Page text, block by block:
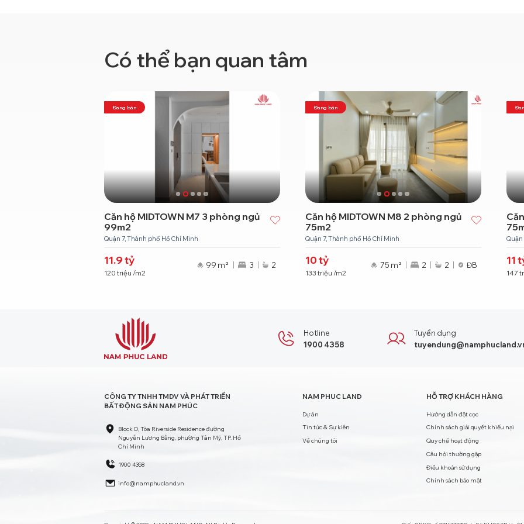
Có thể bạn quan tâm
Đang bán
Căn hộ MIDTOWN M7 3 phòng ngủ
99m2
Quận 7, Thành phố Hồ Chí Minh
11.9tỷ
120 triệu /m2
99 m² 3 2
Đang bán
Căn hộ MIDTOWN M8 2 phòng ngủ
75m2
Quận 7, Thành phố Hồ Chí Minh
10tỷ
133 triệu /m2
75 m² 2 2 ĐB
Quận
11
147
Hotline
1900 4358
Tuyển dụng
CÔNG TY TNHH TMDV VÀ PHÁT TRIỂN
BẤT ĐỘNG SẢN NAM PHÚC
Block D, Tòa Riverside Residence đường
Nguyễn Lương Bằng, phường Tân Mỹ, TP. Hồ
Chí Minh
1900 4358
info@namphucland.vn
NAM PHUC LAND
Dự án
Tin tức & Sự kiên
Về chúng tôi
HỖ TRỢ KHÁCH HÀNG
Hướng dẫn đặt cọc
Chính sách giải quyết khiếu nại
Quy chế hoạt động
Câu hỏi thường gặp
Điều khoản sử dụng
Chính sách bảo mật